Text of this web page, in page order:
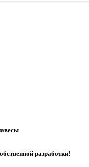
разработки!